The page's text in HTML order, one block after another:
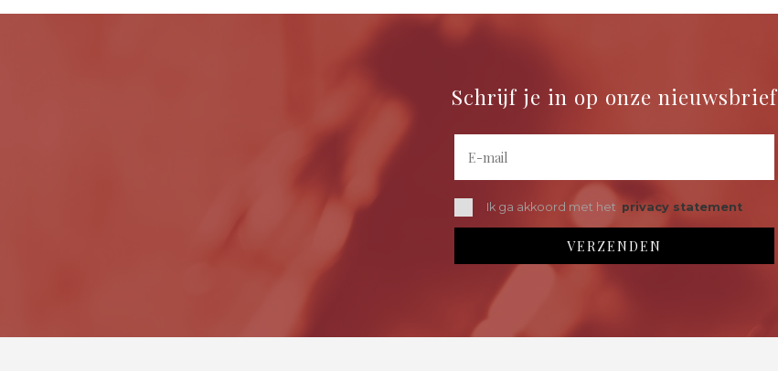
Schrijf je in op onze nieuwsbrief
Ik ga akkoord met het privacy statement